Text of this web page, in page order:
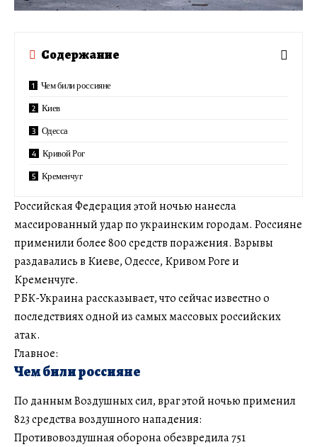
Содержание
Чем били россияне
Киев
Одесса
Кривой Рог
Кременчуг
Российская Федерация этой ночью нанесла
массированный удар по украинским городам. Россияне
применили более 800 средств поражения. Взрывы
раздавались в Киеве, Одессе, Кривом Роге и
Кременчуге.
РБК-Украина рассказывает, что сейчас известно о
последствиях одной из самых массовых российских
атак.
Главное:
Чем били россияне
По данным Воздушных сил, враг этой ночью применил
823 средства воздушного нападения:
Противовоздушная оборона обезвредила 751